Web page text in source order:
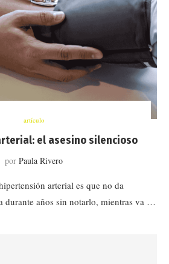
artículo
el asesino silencioso
por Paula Rivero
arterial es que no da
durante años sin notarlo, mientras va …